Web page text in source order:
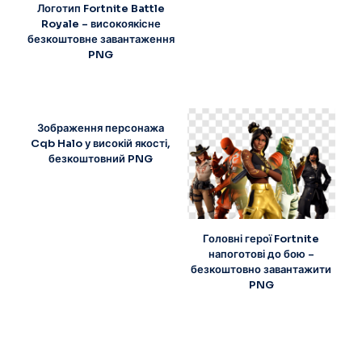
Логотип Fortnite Battle
Royale – високоякісне
безкоштовне завантаження
PNG
Зображення персонажа
Cqb Halo у високій якості,
безкоштовний PNG
Головні герої Fortnite
напоготові до бою –
безкоштовно завантажити
PNG